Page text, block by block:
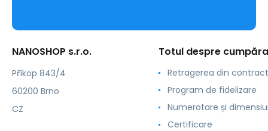
NANOSHOP s.r.o.
Příkop 843/4
60200 Brno
CZ
Totul despre
Retragerea din contract
Program de fidelizare
Numerotare și
Certificare